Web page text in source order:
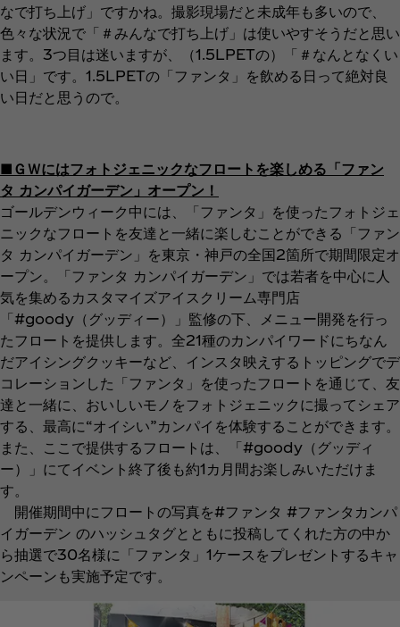
なで打ち上げ」ですかね。撮影現場だと未成年も多いので、
色々な状況で「＃みんなで打ち上げ」は使いやすそうだと思い
ます。3つ目は迷いますが、（1.5LPETの）「＃なんとなくい
い日」です。1.5LPETの「ファンタ」を飲める日って絶対良
い日だと思うので。
■ＧＷにはフォトジェニックなフロートを楽しめる「ファン
タ カンパイガーデン」オープン！
ゴールデンウィーク中には、「ファンタ」を使ったフォトジェ
ニックなフロートを友達と一緒に楽しむことができる「ファン
タ カンパイガーデン」を東京・神戸の全国2箇所で期間限定オ
ープン。「ファンタ カンパイガーデン」では若者を中心に人
気を集めるカスタマイズアイスクリーム専門店
「#goody（グッディー）」監修の下、メニュー開発を行っ
たフロートを提供します。全21種のカンパイワードにちなん
だアイシングクッキーなど、インスタ映えするトッピングでデ
コレーションした「ファンタ」を使ったフロートを通じて、友
達と一緒に、おいしいモノをフォトジェニックに撮ってシェア
する、最高に“オイシい”カンパイを体験することができます。
また、ここで提供するフロートは、「#goody（グッディ
ー）」にてイベント終了後も約1カ月間お楽しみいただけま
す。
開催期間中にフロートの写真を#ファンタ #ファンタカンパ
イガーデン のハッシュタグとともに投稿してくれた方の中か
ら抽選で30名様に「ファンタ」1ケースをプレゼントするキャ
ンペーンも実施予定です。